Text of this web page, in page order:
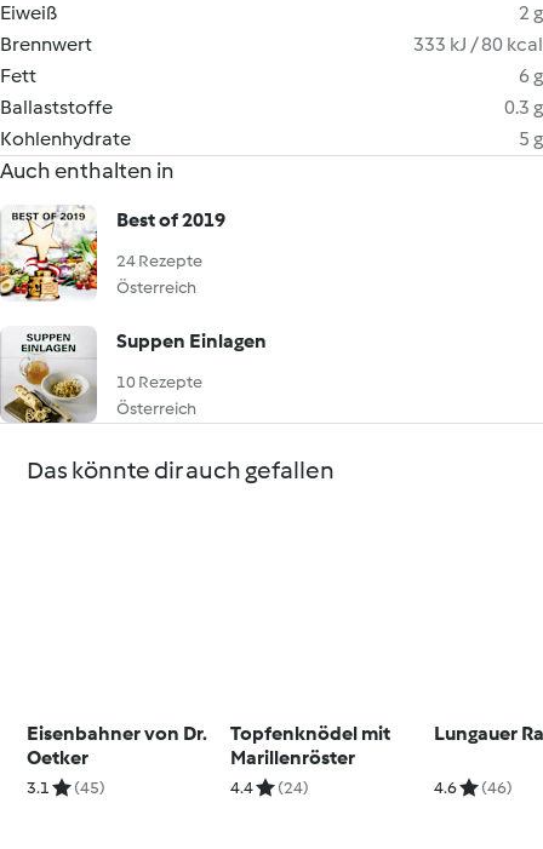
Eiweiß
2 g
Brennwert
333 kJ / 80 kcal
Fett
6 g
Ballaststoffe
0.3 g
Kohlenhydrate
5 g
Auch enthalten in
Best of 2019
24 Rezepte
Österreich
Suppen Einlagen
10 Rezepte
Österreich
Das könnte dir auch gefallen
Eisenbahner von Dr.
Oetker
3.1 (45)
Topfenknödel mit
Marillenröster
4.4 (24)
Lungauer
4.6 (46)